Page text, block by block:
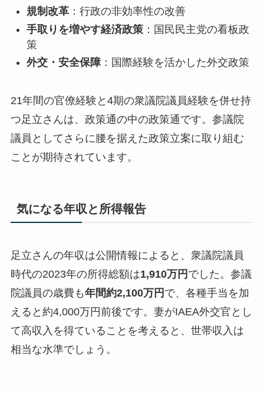
規制改革：行政の非効率性の改善
手取りを増やす経済政策：国民民主党の看板政
策
外交・安全保障：国際経験を活かした外交政策
21年間の官僚経験と4期の衆議院議員経験を併せ持
つ足立さんは、政策通の中の政策通です。参議院
議員としてさらに腰を据えた政策立案に取り組む
ことが期待されています。
気になる年収と所得報告
足立さんの年収は公開情報によると、衆議院議員
時代の2023年の所得総額は1,910万円 でした。参議
院議員の歳費も年間約2,100万円 で、各種手当を加
えると 約4,000万円前後です。妻がIAEA外交官とし
て高収入を得ていることを考えると、世帯収入は
相当な水準でしょう。